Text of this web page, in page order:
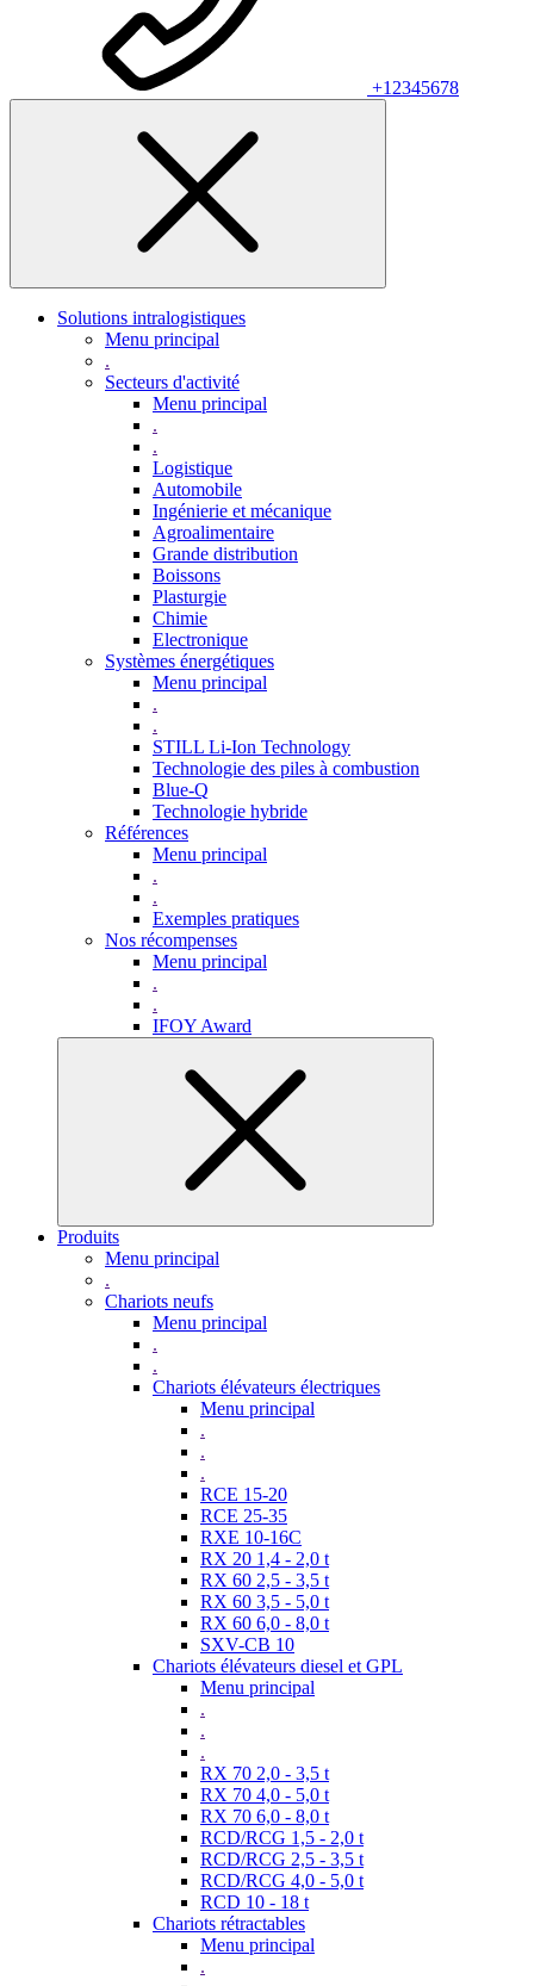
+12345678
Solutions intralogistiques
Menu principal
.
Secteurs d'activité
Menu principal
.
.
Logistique
Automobile
Ingénierie et mécanique
Agroalimentaire
Grande distribution
Boissons
Plasturgie
Chimie
Electronique
Systèmes énergétiques
Menu principal
.
.
STILL Li-Ion Technology
Technologie des piles à combustion
Blue-Q
Technologie hybride
Références
Menu principal
.
.
Exemples pratiques
Nos récompenses
Menu principal
.
.
IFOY Award
Produits
Menu principal
.
Chariots neufs
Menu principal
.
.
Chariots élévateurs électriques
Menu principal
.
.
.
RCE 15-20
RCE 25-35
RXE 10-16C
RX 20 1,4 - 2,0 t
RX 60 2,5 - 3,5 t
RX 60 3,5 - 5,0 t
RX 60 6,0 - 8,0 t
SXV-CB 10
Chariots élévateurs diesel et GPL
Menu principal
.
.
.
RX 70 2,0 - 3,5 t
RX 70 4,0 - 5,0 t
RX 70 6,0 - 8,0 t
RCD/RCG 1,5 - 2,0 t
RCD/RCG 2,5 - 3,5 t
RCD/RCG 4,0 - 5,0 t
RCD 10 - 18 t
Chariots rétractables
Menu principal
.